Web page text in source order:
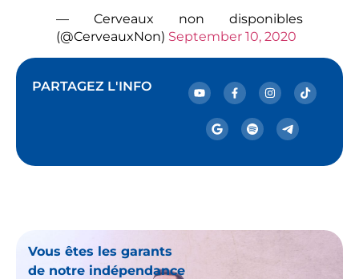
— Cerveaux non disponibles
(@CerveauxNon) September 10, 2020
PARTAGEZ L'INFO
Vous êtes les garants
de notre indépendance